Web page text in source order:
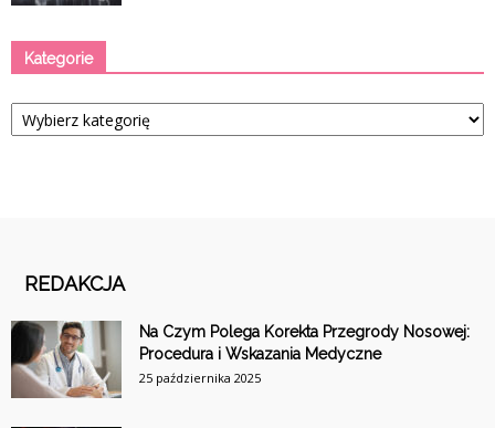
Kategorie
Kategorie
REDAKCJA
Na Czym Polega Korekta Przegrody Nosowej:
Procedura i Wskazania Medyczne
25 października 2025